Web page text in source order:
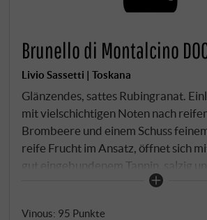
Brunello di Montalcino
Livio Sassetti | Toskana
Glänzendes, sattes Rubingranat.
mit vielschichtigen Noten nach
Brombeere und einem Schuss
reife Frucht im Ansatz, öffnet sich
gut eingebundenem Tannin, salzig
Druck. Ein echter Langläufer aus
Vinous: 95 Punkte